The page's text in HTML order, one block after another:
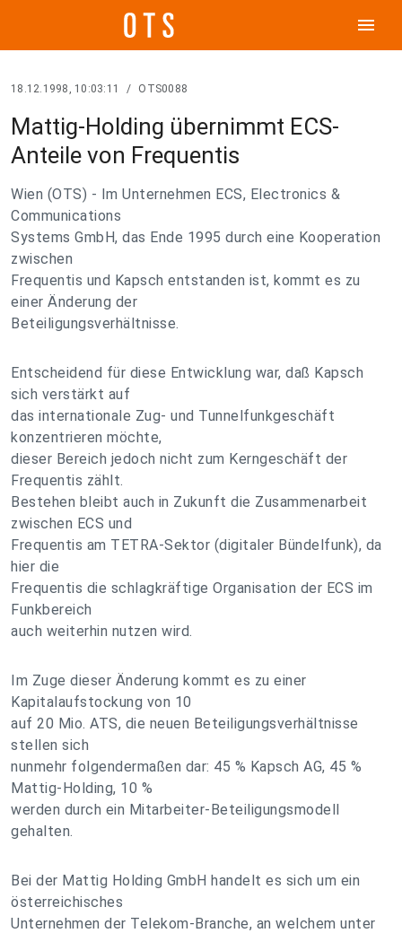
menu
18.12.1998, 10:03:11 / OTS0088
Mattig-Holding übernimmt ECS-
Anteile von Frequentis
Wien (OTS) - Im Unternehmen ECS, Electronics &
Communications
Systems GmbH, das Ende 1995 durch eine Kooperation
zwischen
Frequentis und Kapsch entstanden ist, kommt es zu
einer Änderung der
Beteiligungsverhältnisse.
Entscheidend für diese Entwicklung war, daß Kapsch
sich verstärkt auf
das internationale Zug- und Tunnelfunkgeschäft
konzentrieren möchte,
dieser Bereich jedoch nicht zum Kerngeschäft der
Frequentis zählt.
Bestehen bleibt auch in Zukunft die Zusammenarbeit
zwischen ECS und
Frequentis am TETRA-Sektor (digitaler Bündelfunk), da
hier die
Frequentis die schlagkräftige Organisation der ECS im
Funkbereich
auch weiterhin nutzen wird.
Im Zuge dieser Änderung kommt es zu einer
Kapitalaufstockung von 10
auf 20 Mio. ATS, die neuen Beteiligungsverhältnisse
stellen sich
nunmehr folgendermaßen dar: 45 % Kapsch AG, 45 %
Mattig-Holding, 10 %
werden durch ein Mitarbeiter-Beteiligungsmodell
gehalten.
Bei der Mattig Holding GmbH handelt es sich um ein
österreichisches
Unternehmen der Telekom-Branche, an welchem unter